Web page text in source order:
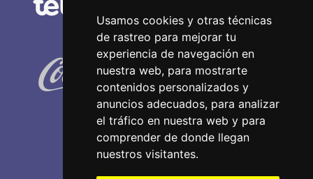
Usamos cookies y otras técnicas
de rastreo para mejorar tu
experiencia de navegación en
nuestra web, para mostrarte
contenidos personalizados y
anuncios adecuados, para analizar
el tráfico en nuestra web y para
comprender de donde llegan
nuestros visitantes.